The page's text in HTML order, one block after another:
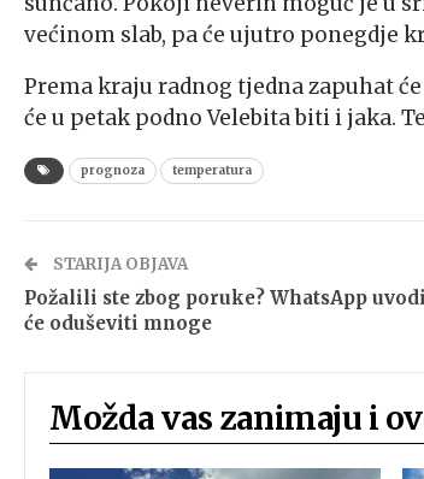
većinom slab, pa će ujutro ponegdje
Prema kraju radnog tjedna zapuhat
će u petak podno Velebita biti i jaka.
prognoza temperatura
STARIJA OBJAVA
Požalili ste zbog poruke? WhatsApp
će oduševiti mnoge
Možda vas zanimaju i